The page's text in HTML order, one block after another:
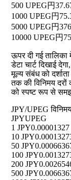
500 UPEG円
1000 UPEG円
5000 UPEG円
10000 UPEG円
ऊपर दी गई
डेटा चार्ट दिखाई
मूल्य संबंध को
तक की विनिमय
को स्पष्ट रूप से
JPY/UPEG
JPYUPEG
1 JPY
10 JPY
50 JPY
100 JPY
200 JPY
500 JPY